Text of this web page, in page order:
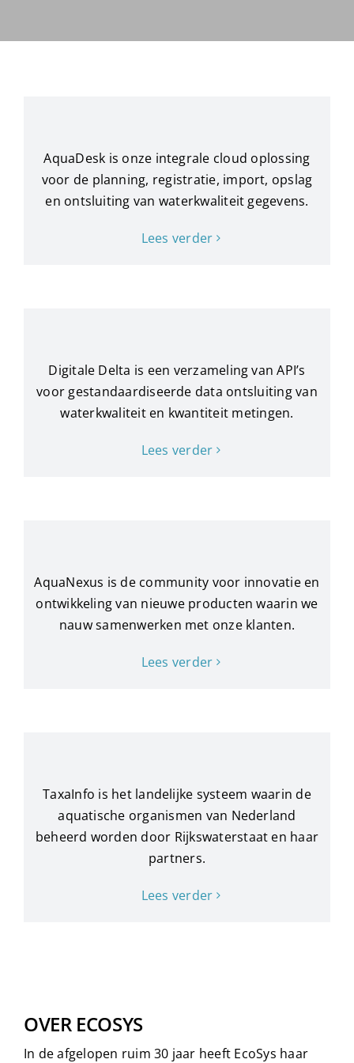
AquaDesk is onze integrale cloud oplossing
voor de planning, registratie, import, opslag
en ontsluiting van waterkwaliteit gegevens.
Lees verder
Digitale Delta is een verzameling van API’s
voor gestandaardiseerde data ontsluiting van
waterkwaliteit en kwantiteit metingen.
Lees verder
AquaNexus is de community voor innovatie en
ontwikkeling van nieuwe producten waarin we
nauw samenwerken met onze klanten.
Lees verder
TaxaInfo is het landelijke systeem waarin de
aquatische organismen van Nederland
beheerd worden door Rijkswaterstaat en haar
partners.
Lees verder
OVER ECOSYS
In de afgelopen ruim 30 jaar heeft EcoSys haar